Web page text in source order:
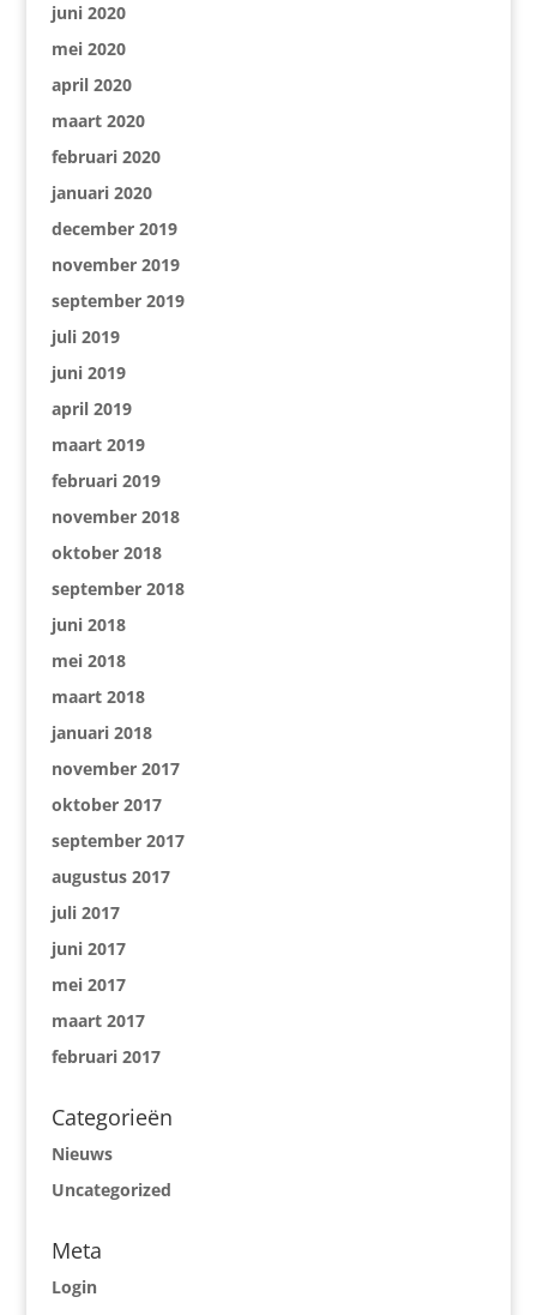
juni 2020
mei 2020
april 2020
maart 2020
februari 2020
januari 2020
december 2019
november 2019
september 2019
juli 2019
juni 2019
april 2019
maart 2019
februari 2019
november 2018
oktober 2018
september 2018
juni 2018
mei 2018
maart 2018
januari 2018
november 2017
oktober 2017
september 2017
augustus 2017
juli 2017
juni 2017
mei 2017
maart 2017
februari 2017
Categorieën
Nieuws
Uncategorized
Meta
Login